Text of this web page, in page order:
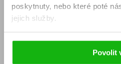
poskytnuty, nebo které poté
jejich služby.
Povolit
Obchodní podmínky
Jak nakoupit